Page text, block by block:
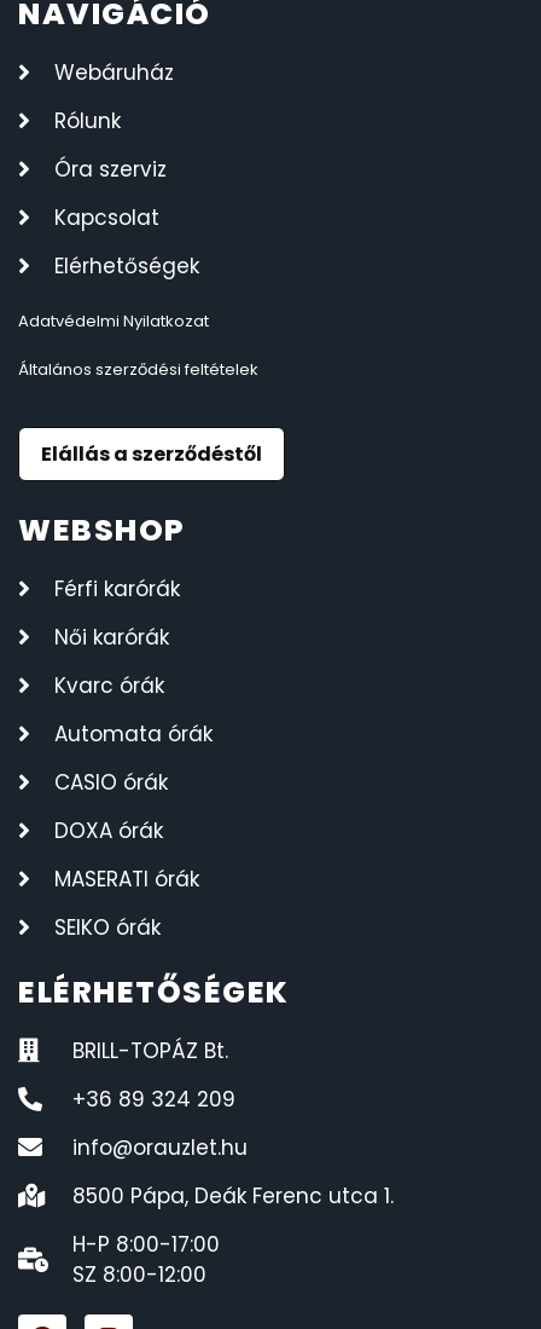
NAVIGÁCIÓ
Webáruház
Rólunk
Óra szerviz
Kapcsolat
Elérhetőségek
Adatvédelmi Nyilatkozat
Általános szerződési feltételek
Elállás a szerződéstől
WEBSHOP
Férfi karórák
Női karórák
Kvarc órák
Automata órák
CASIO órák
DOXA órák
MASERATI órák
SEIKO órák
ELÉRHETŐSÉGEK
BRILL-TOPÁZ Bt.
+36 89 324 209
info@orauzlet.hu
8500 Pápa, Deák Ferenc utca 1.
H-P 8:00-17:00
SZ 8:00-12:00